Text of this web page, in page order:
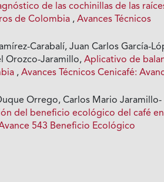
de las cochinillas de las
de Colombia ,Avances Técnicos
Carabalí, Juan Carlos García-
Orozco-Jaramillo,Aplicativo de
,Avances Técnicos Cenicafé:
Orrego, Carlos Mario Jaramillo-
del beneficio ecológico del café en
543 Beneficio Ecológico